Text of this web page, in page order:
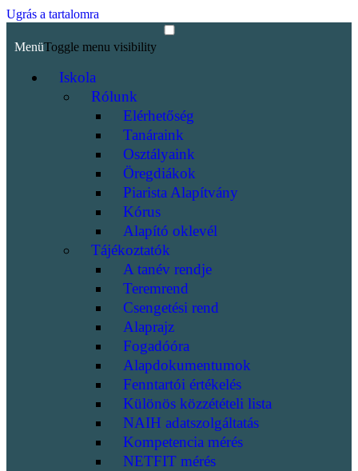
Ugrás a tartalomra
MenüToggle menu visibility
Iskola
Rólunk
Elérhetőség
Tanáraink
Osztályaink
Öregdiákok
Piarista Alapítvány
Kórus
Alapító oklevél
Tájékoztatók
A tanév rendje
Teremrend
Csengetési rend
Alaprajz
Fogadóóra
Alapdokumentumok
Fenntartói értékelés
Különös közzétételi lista
NAIH adatszolgáltatás
Kompetencia mérés
NETFIT mérés